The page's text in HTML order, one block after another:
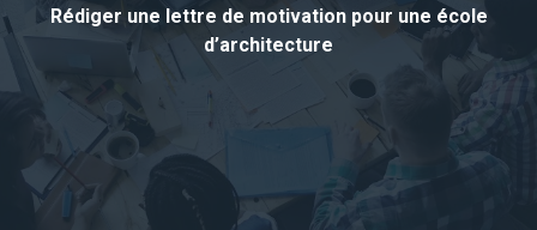
Rédiger une lettre de motivation pour une école
d’architecture